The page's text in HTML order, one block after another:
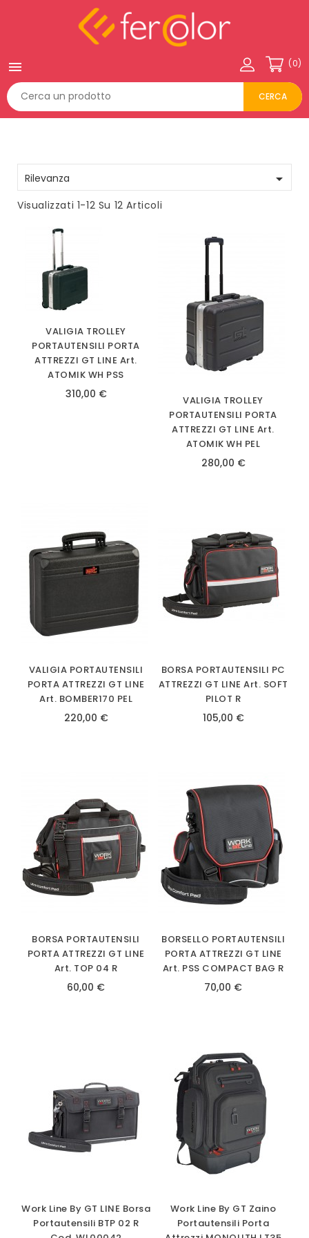
 (0)
CERCA
Rilevanza 
Visualizzati 1-12 Su 12 Articoli
VALIGIA TROLLEY
PORTAUTENSILI PORTA
ATTREZZI GT LINE Art.
ATOMIK WH PSS
310,00 €
VALIGIA TROLLEY
PORTAUTENSILI PORTA
ATTREZZI GT LINE Art.
ATOMIK WH PEL
280,00 €
VALIGIA PORTAUTENSILI
PORTA ATTREZZI GT LINE
Art. BOMBER170 PEL
220,00 €
BORSA PORTAUTENSILI PC
ATTREZZI GT LINE Art. SOFT
PILOT R
105,00 €
BORSA PORTAUTENSILI
PORTA ATTREZZI GT LINE
Art. TOP 04 R
60,00 €
BORSELLO PORTAUTENSILI
PORTA ATTREZZI GT LINE
Art. PSS COMPACT BAG R
70,00 €
Work Line By GT LINE Borsa
Portautensili BTP 02 R
Work Line By GT Zaino
Portautensili Porta